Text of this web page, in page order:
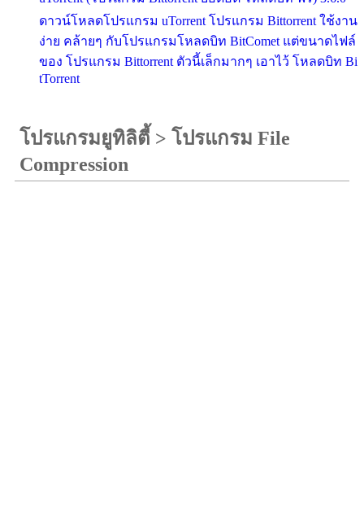
ดาวน์โหลดโปรแกรม uTorrent โปรแกรม Bittorrent ใช้งาน
ง่าย คล้ายๆ กับโปรแกรมโหลดบิท BitComet แต่ขนาดไฟล์
ของ โปรแกรม Bittorrent ตัวนี้เล็กมากๆ เอาไว้ โหลดบิท Bi
tTorrent
โปรแกรมยูทิลิตี้ > โปรแกรม File
Compression